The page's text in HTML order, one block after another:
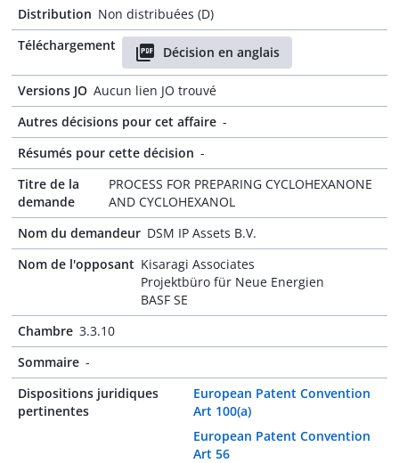
Distribution Non distribuées (D)
Téléchargement
Décision en anglais
Versions JO Aucun lien JO trouvé
Autres décisions pour cet affaire -
Résumés pour cette décision -
Titre de la
demande
PROCESS FOR PREPARING CYCLOHEXANONE
AND CYCLOHEXANOL
Nom du demandeur DSM IP Assets B.V.
Nom de l'opposant Kisaragi Associates
Projektbüro für Neue Energien
BASF SE
Chambre 3.3.10
Sommaire -
Dispositions juridiques
pertinentes
European Patent Convention
Art 100(a)
European Patent Convention
Art 56